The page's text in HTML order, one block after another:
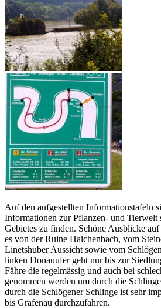
Auf den aufgestellten Informationstafeln
Informationen zur Pflanzen- und Tierwelt
Gebietes zu finden. Schöne Ausblicke
es von der Ruine Haichenbach, vom
Linetshuber Aussicht sowie vom
linken Donauufer geht nur bis zur
Fähre die regelmässig und auch bei
genommen werden um durch die
durch die Schlögener Schlinge ist sehr
bis Grafenau durchzufahren.